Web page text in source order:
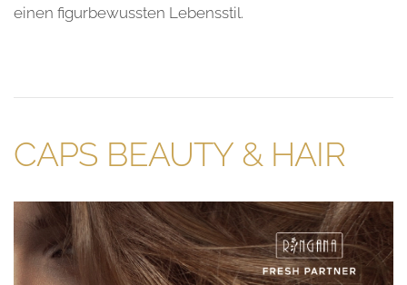
einen figurbewussten Lebensstil.
CAPS BEAUTY & HAIR